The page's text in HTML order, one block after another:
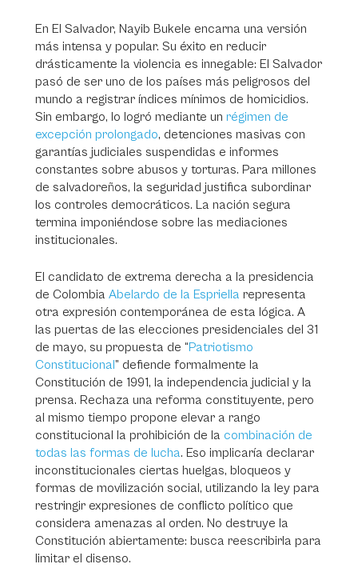
En El Salvador, Nayib Bukele encarna una versión
más intensa y popular. Su éxito en reducir
drásticamente la violencia es innegable: El Salvador
pasó de ser uno de los países más peligrosos del
mundo a registrar índices mínimos de homicidios.
Sin embargo, lo logró mediante un régimen de
excepción prolongado, detenciones masivas con
garantías judiciales suspendidas e informes
constantes sobre abusos y torturas. Para millones
de salvadoreños, la seguridad justifica subordinar
los controles democráticos. La nación segura
termina imponiéndose sobre las mediaciones
institucionales.
El candidato de extrema derecha a la presidencia
de Colombia Abelardo de la Espriella representa
otra expresión contemporánea de esta lógica. A
las puertas de las elecciones presidenciales del 31
de mayo, su propuesta de “Patriotismo
Constitucional” defiende formalmente la
Constitución de 1991, la independencia judicial y la
prensa. Rechaza una reforma constituyente, pero
al mismo tiempo propone elevar a rango
constitucional la prohibición de la combinación de
todas las formas de lucha. Eso implicaría declarar
inconstitucionales ciertas huelgas, bloqueos y
formas de movilización social, utilizando la ley para
restringir expresiones de conflicto político que
considera amenazas al orden. No destruye la
Constitución abiertamente: busca reescribirla para
limitar el disenso.